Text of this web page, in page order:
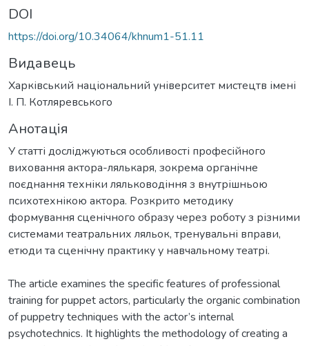
DOI
https://doi.org/10.34064/khnum1-51.11
Видавець
Харківський національний університет мистецтв імені
І. П. Котляревського
Анотація
У статті досліджуються особливості професійного
виховання актора-лялькаря, зокрема органічне
поєднання техніки ляльководіння з внутрішньою
психотехнікою актора. Розкрито методику
формування сценічного образу через роботу з різними
системами театральних ляльок, тренувальні вправи,
етюди та сценічну практику у навчальному театрі.
The article examines the specific features of professional
training for puppet actors, particularly the organic combination
of puppetry techniques with the actor’s internal
psychotechnics. It highlights the methodology of creating a